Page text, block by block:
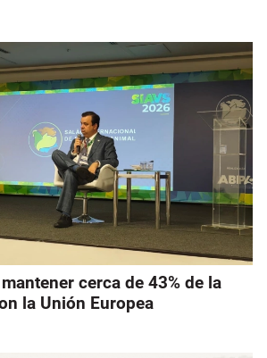
cerca de 43% de la
la Unión Europea